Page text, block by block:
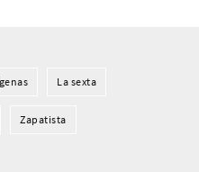
La sexta
Zapatista